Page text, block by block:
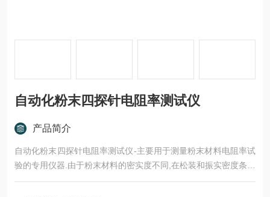
自动化粉末四探针电阻率测试仪
产品简介
自动化粉末四探针电阻率测试仪-主要用于测量粉末材料电阻率试
验的专用仪器.由于粉末材料的密实度不同,在松装和振实密度条件
下,所测试得到的数据是不同的,所以测试粉末电阻,要求在规定的